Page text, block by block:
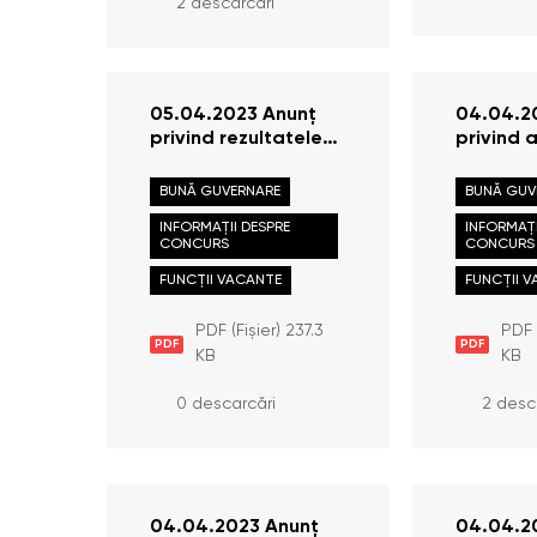
05.04.2023 Anunț
privind rezultatele
cadrul concursului
pentru ocuparea
funcției publice de
execuție de
consultant principal,
PDF
PDF (Fișier) 237.3
KB
BUNĂ GUVERNARE
INFORMAȚII DESPRE
CONCURS
FUNCȚII VACANTE
0 descarcări
privind
publice
resurse
PDF
KB
BUNĂ
CONCURS
FUNCȚII
2
04.04.2023 Anunț